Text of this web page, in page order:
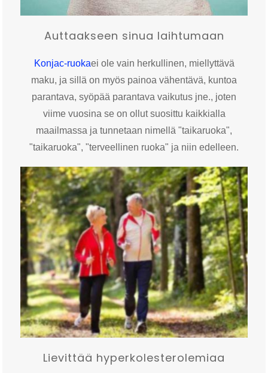
Auttaakseen sinua laihtumaan
Konjac-ruokaei ole vain herkullinen, miellyttävä
maku, ja sillä on myös painoa vähentävä, kuntoa
parantava, syöpää parantava vaikutus jne., joten
viime vuosina se on ollut suosittu kaikkialla
maailmassa ja tunnetaan nimellä "taikaruoka",
"taikaruoka", "terveellinen ruoka" ja niin edelleen.
Lievittää hyperkolesterolemiaa